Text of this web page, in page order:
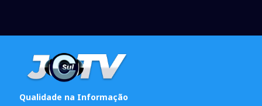
Qualidade na Informação